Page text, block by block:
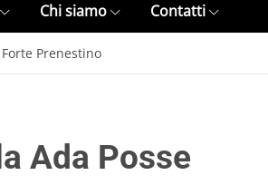
Chi siamo Contatti
Prenestino
Ada Posse